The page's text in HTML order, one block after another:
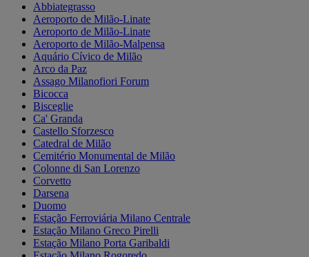
Abbiategrasso
Aeroporto de Milão-Linate
Aeroporto de Milão-Linate
Aeroporto de Milão-Malpensa
Aquário Cívico de Milão
Arco da Paz
Assago Milanofiori Forum
Bicocca
Bisceglie
Ca' Granda
Castello Sforzesco
Catedral de Milão
Cemitério Monumental de Milão
Colonne di San Lorenzo
Corvetto
Darsena
Duomo
Estação Ferroviária Milano Centrale
Estação Milano Greco Pirelli
Estação Milano Porta Garibaldi